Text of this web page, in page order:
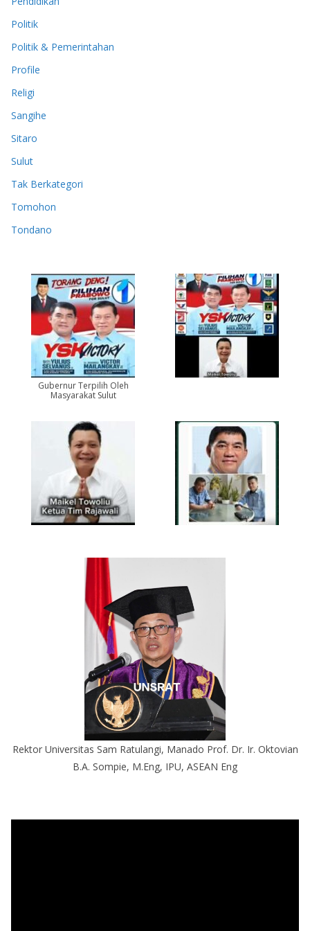
Politik
Politik & Pemerintahan
Profile
Religi
Sangihe
Sitaro
Sulut
Tak Berkategori
Tomohon
Tondano
Gubernur Terpilih Oleh
Masyarakat Sulut
Rektor Universitas Sam Ratulangi, Manado Prof. Dr. Ir. Oktovian
B.A. Sompie, M.Eng, IPU, ASEAN Eng